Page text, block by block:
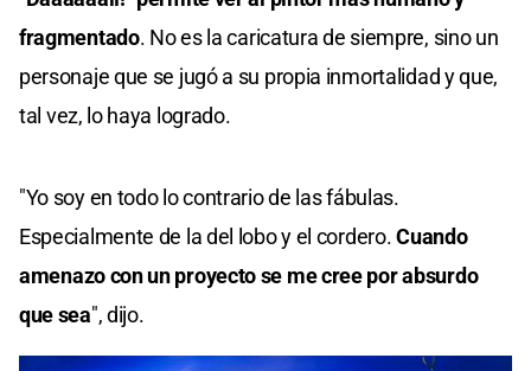
fragmentado. No es la caricatura de siempre, sino un
personaje que se jugó a su propia inmortalidad y que,
tal vez, lo haya logrado.
"Yo soy en todo lo contrario de las fábulas.
Especialmente de la del lobo y el cordero.Cuando
amenazo con un proyecto se me cree por absurdo
que sea", dijo.